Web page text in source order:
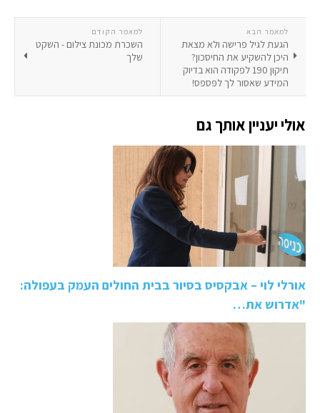
למאמר הקודם
השכרת מכונת צילום - השקט
שלך
למאמר הבא
הגעת לגיל פרישה ולא מצאת
היכן להשקיע את החיסכון?
תיקון 190 לפקודה הוא בדיוק
המידע שאסור לך לפספס!
אולי יעניין אותך גם
אורלי לוי – אבקסיס בסיור בבית החולים העמק בעפולה:
"אדרוש את…